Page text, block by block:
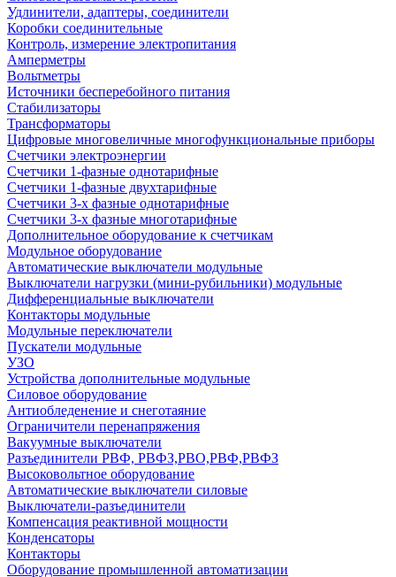
Удлинители, адаптеры, соединители
Коробки соединительные
Контроль, измерение электропитания
Амперметры
Вольтметры
Источники бесперебойного питания
Стабилизаторы
Трансформаторы
Цифровые многовеличные многофункциональные приборы
Счетчики электроэнергии
Счетчики 1-фазные однотарифные
Счетчики 1-фазные двухтарифные
Счетчики 3-х фазные однотарифные
Счетчики 3-х фазные многотарифные
Дополнительное оборудование к счетчикам
Модульное оборудование
Автоматические выключатели модульные
Выключатели нагрузки (мини-рубильники) модульные
Дифференциальные выключатели
Контакторы модульные
Модульные переключатели
Пускатели модульные
УЗО
Устройства дополнительные модульные
Силовое оборудование
Антиобледенение и снеготаяние
Ограничители перенапряжения
Вакуумные выключатели
Разъединители РВФ, РВФЗ,РВО,РВФ,РВФЗ
Высоковольтное оборудование
Автоматические выключатели cиловые
Выключатели-разъединители
Компенсация реактивной мощности
Конденсаторы
Контакторы
Оборудование промышленной автоматизации